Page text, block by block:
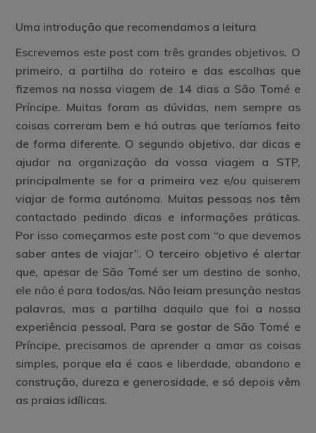
Uma introdução que recomendamos a leitura
Escrevemos este post com três grandes objetivos. O
primeiro, a partilha do roteiro e das escolhas que
fizemos na nossa viagem de 14 dias a São Tomé e
Príncipe. Muitas foram as dúvidas, nem sempre as
coisas correram bem e há outras que teríamos feito
de forma diferente. O segundo objetivo, dar dicas e
ajudar na organização da vossa viagem a STP,
principalmente se for a primeira vez e/ou quiserem
viajar de forma autónoma. Muitas pessoas nos têm
contactado pedindo dicas e informações práticas.
Por isso começarmos este post com “o que devemos
saber antes de viajar”. O terceiro objetivo é alertar
que, apesar de São Tomé ser um destino de sonho,
ele não é para todos/as. Não leiam presunção nestas
palavras, mas a partilha daquilo que foi a nossa
experiência pessoal. Para se gostar de São Tomé e
Príncipe, precisamos de aprender a amar as coisas
simples, porque ela é caos e liberdade, abandono e
construção, dureza e generosidade, e só depois vêm
as praias idílicas.